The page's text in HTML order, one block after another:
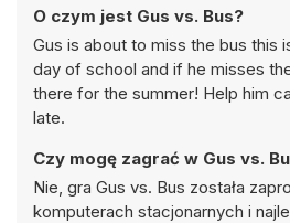
O czym jest Gus vs. Bus?
Gus is about to miss the bus this
day of school and if he misses
there for the summer! Help him
late.
Czy mogę zagrać w Gus vs.
Nie, gra Gus vs. Bus została
komputerach stacjonarnych i